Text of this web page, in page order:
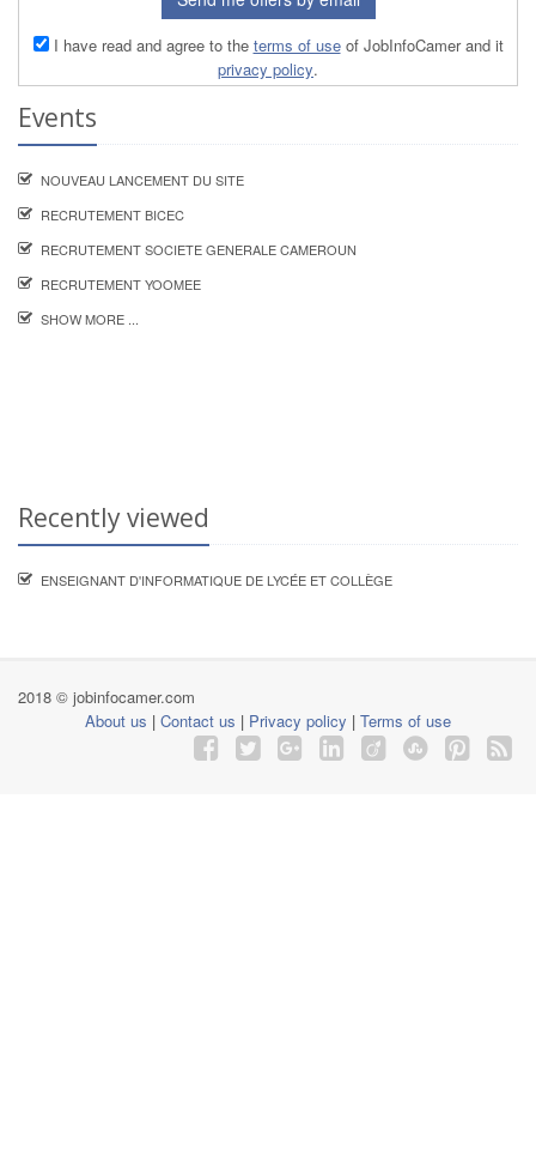
I have read and agree to the terms of useof JobInfoCamer and it
privacy policy.
Events
NOUVEAU LANCEMENT DU SITE
RECRUTEMENT BICEC
RECRUTEMENT SOCIETE GENERALE CAMEROUN
RECRUTEMENT YOOMEE
SHOW MORE ...
Recently viewed
ENSEIGNANT D'INFORMATIQUE DE LYCÉE ET COLLÈGE
2018 © jobinfocamer.com
About us | Contact us | Privacy policy | Terms of use